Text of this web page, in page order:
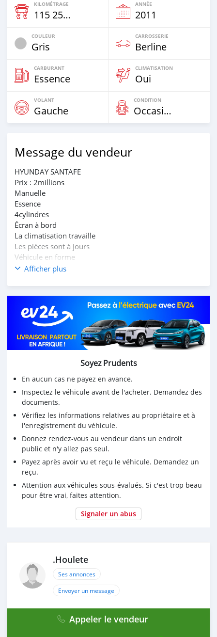
KILOMÉTRAGE
115 258 Km
ANNÉE
2011
COULEUR
Gris
CARROSSERIE
Berline
CARBURANT
Essence
CLIMATISATION
Oui
VOLANT
Gauche
CONDITION
Occasion
Message du vendeur
HYUNDAY SANTAFE
Prix : 2millions
Manuelle
Essence
4cylindres
Écran à bord
La climatisation travaille
Les pièces sont à jours
Véhicule en forme
Propre
WHATSAPP 👇
Afficher plus
Soyez Prudents
En aucun cas ne payez en avance.
Inspectez le véhicule avant de l'acheter. Demandez des
documents.
Vérifiez les informations relatives au propriétaire et à
l'enregistrement du véhicule.
Donnez rendez-vous au vendeur dans un endroit
public et n'y allez pas seul.
Payez après avoir vu et reçu le véhicule. Demandez un
reçu.
Attention aux véhicules sous-évalués. Si c'est trop beau
pour être vrai, faites attention.
Signaler un abus
.Houlete
Ses annonces
Envoyer un message
Appeler le vendeur